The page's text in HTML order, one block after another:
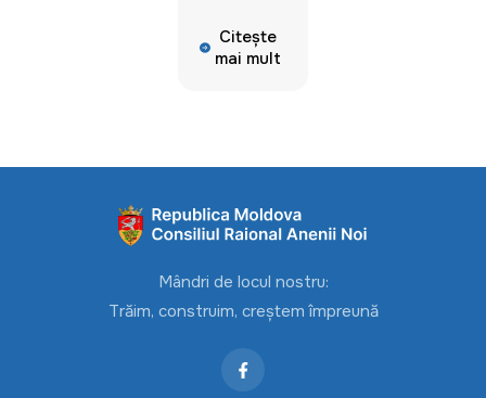
Citește
mai mult
Mândri de locul nostru:
Trăim, construim, creștem împreună